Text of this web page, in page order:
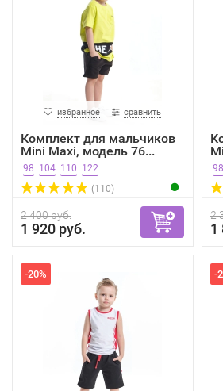
избранное сравнить
Комплект для мальчиков
Mini Maxi, модель 76...
98 104 110 122
(110)
2 400 руб.
1 920 руб.
98
2
1
-20% -